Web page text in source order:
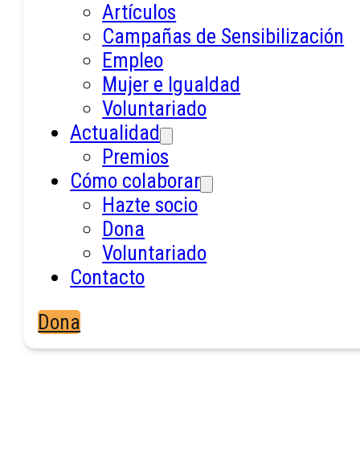
Artículos
Campañas de Sensibilización
Empleo
Mujer e Igualdad
Voluntariado
Actualidad
Premios
Cómo colaborar
Hazte socio
Dona
Voluntariado
Contacto
Dona
APEMSI pone a disposición de los
centros educativos el cuento
«Epilepto, un amigo especial», un
recurso didáctico para explicar la
epilepsia a los más pequeños de
forma cercana y comprensible.
Descargar el cuento